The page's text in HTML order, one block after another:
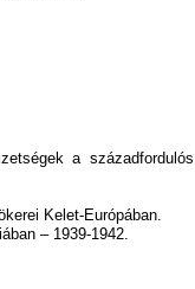
a századfordulós
Kelet-Európában.
– 1939-1942.